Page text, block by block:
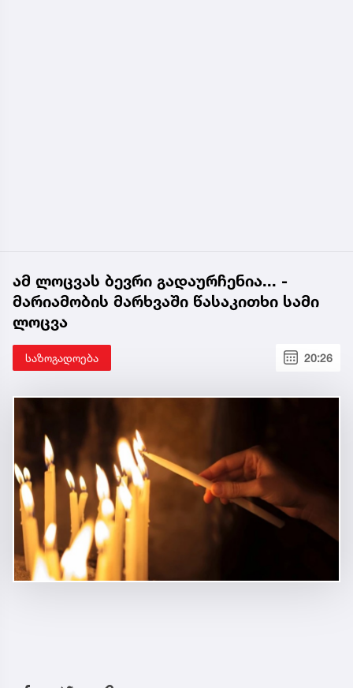
ამ ლოცვას ბევრი გადაურჩენია... -
მარიამობის მარხვაში წასაკითხი სამი
ლოცვა
საზოგადოება 20:26